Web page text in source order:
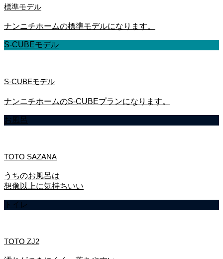
標準モデル
ナンニチホームの標準モデルになります。
S-CUBEモデル
S-CUBEモデル
ナンニチホームのS-CUBEプランになります。
お風呂
TOTO SAZANA
うちのお風呂は
想像以上に気持ちいい
トイレ
TOTO ZJ2